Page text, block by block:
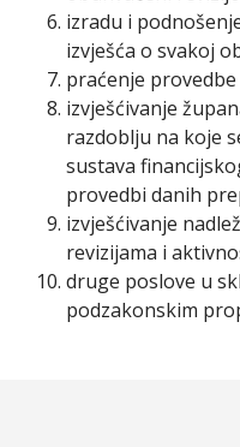
izradu i
izvješća o svakoj
praćenje
izvješćivanje
razdoblju na koje
sustava
provedbi danih
izvješćivanje
revizijama i
druge poslove u
podzakonskim